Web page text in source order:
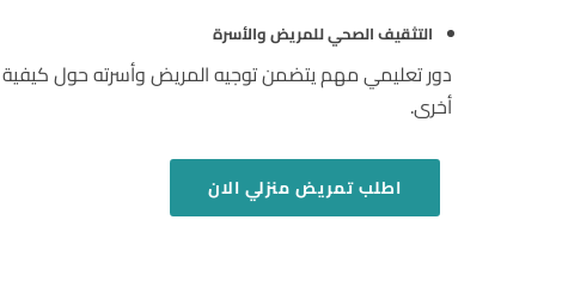
التثقيف الصحي للمريض والأسرة
دور تعليمي مهم يتضمن توجيه المريض وأسرته حول كيفية
أخرى.
اطلبتمريض منزليالان